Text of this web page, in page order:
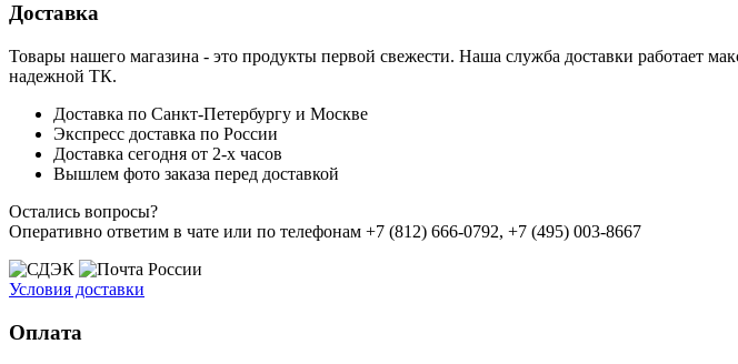
Доставка
Товары нашего магазина - это продукты первой свежести. Наша служба доставки работает
надежной ТК.
Доставка по Санкт-Петербургу и Москве
Экспресс доставка по России
Доставка сегодня от 2-х часов
Вышлем фото заказа перед доставкой
Остались вопросы?
Оперативно ответим в чате или по телефонам +7 (812) 666-0792, +7 (495) 003-8667
Условия доставки
Оплата